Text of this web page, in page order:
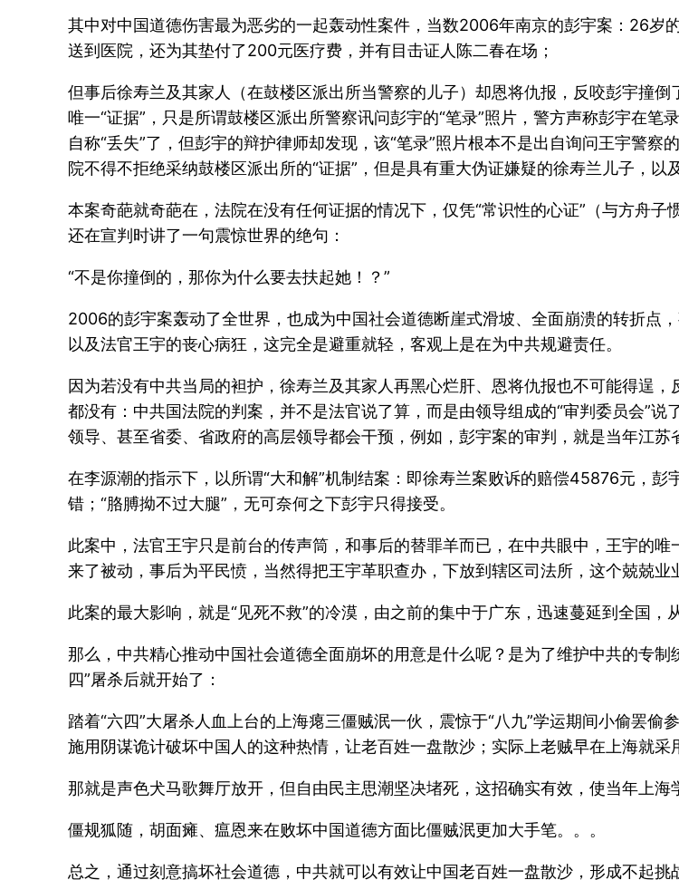
其中对中国道德伤害最为恶劣的一起轰动性案件，当数2006年南京的彭宇案：26岁
送到医院，还为其垫付了200元医疗费，并有目击证人陈二春在场；
但事后徐寿兰及其家人（在鼓楼区派出所当警察的儿子）却恩将仇报，反咬彭宇撞
唯一“证据”，只是所谓鼓楼区派出所警察讯问彭宇的“笔录”照片，警方声称彭宇在笔
自称“丢失”了，但彭宇的辩护律师却发现，该“笔录”照片根本不是出自询问王宇警
院不得不拒绝采纳鼓楼区派出所的“证据”，但是具有重大伪证嫌疑的徐寿兰儿子，以
本案奇葩就奇葩在，法院在没有任何证据的情况下，仅凭“常识性的心证”（与方舟
还在宣判时讲了一句震惊世界的绝句：
“不是你撞倒的，那你为什么要去扶起她！？”
2006的彭宇案轰动了全世界，也成为中国社会道德断崖式滑坡、全面崩溃的转折点
以及法官王宇的丧心病狂，这完全是避重就轻，客观上是在为中共规避责任。
因为若没有中共当局的袒护，徐寿兰及其家人再黑心烂肝、恩将仇报也不可能得逞
都没有：中共国法院的判案，并不是法官说了算，而是由领导组成的“审判委员会”
领导、甚至省委、省政府的高层领导都会干预，例如，彭宇案的审判，就是当年江苏
在李源潮的指示下，以所谓“大和解”机制结案：即徐寿兰案败诉的赔偿45876元，
错；“胳膊拗不过大腿”，无可奈何之下彭宇只得接受。
此案中，法官王宇只是前台的传声筒，和事后的替罪羊而已，在中共眼中，王宇的
来了被动，事后为平民愤，当然得把王宇革职查办，下放到辖区司法所，这个兢兢业
此案的最大影响，就是“见死不救”的冷漠，由之前的集中于广东，迅速蔓延到全国，
那么，中共精心推动中国社会道德全面崩坏的用意是什么呢？是为了维护中共的专
四”屠杀后就开始了：
踏着“六四”大屠杀人血上台的上海瘪三僵贼泯一伙，震惊于“八九”学运期间小偷罢
施用阴谋诡计破坏中国人的这种热情，让老百姓一盘散沙；实际上老贼早在上海就采
那就是声色犬马歌舞厅放开，但自由民主思潮坚决堵死，这招确实有效，使当年上海
僵规狐随，胡面瘫、瘟恩来在败坏中国道德方面比僵贼泯更加大手笔。。。
总之，通过刻意搞坏社会道德，中共就可以有效让中国老百姓一盘散沙，形成不起